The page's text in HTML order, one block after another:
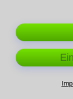
Person diesen
Klagebefugnis,
abgewiesen
man achten